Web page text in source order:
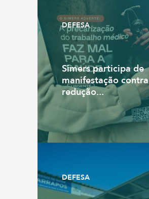
DEFESA
Simers participa de
manifestação contra
redução...
DEFESA